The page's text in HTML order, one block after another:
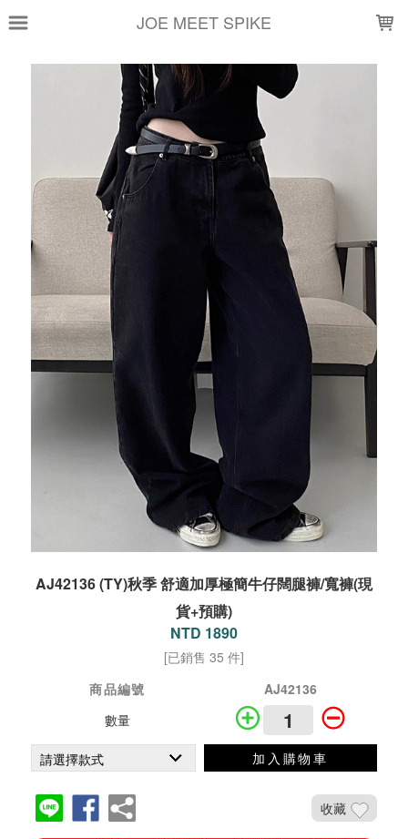
JOE MEET SPIKE
AJ42136 (TY)秋季 舒適加厚極簡牛仔闊腿褲/寬褲(現
貨+預購)
NTD 1890
[已銷售 35 件]
商品編號
AJ42136
數量
加入購物車
收藏